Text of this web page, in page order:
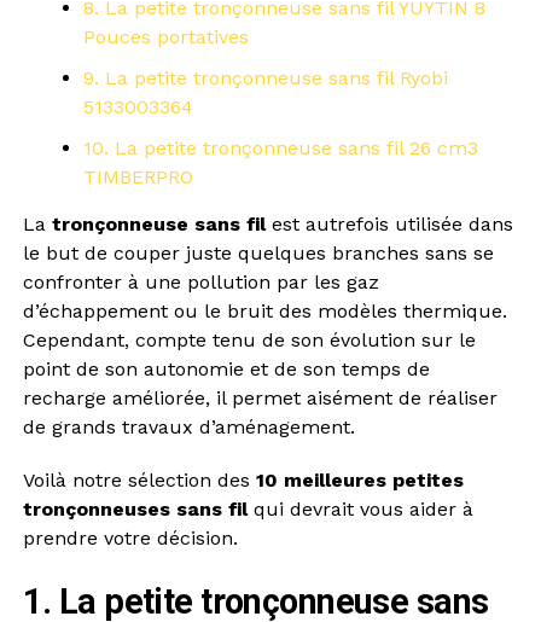
8. La petite tronçonneuse sans fil YUYTIN 8
Pouces portatives
9. La petite tronçonneuse sans fil Ryobi
5133003364
10. La petite tronçonneuse sans fil 26 cm3
TIMBERPRO
La tronçonneuse sans filest autrefois utilisée dans
le but de couper juste quelques branches sans se
confronter à une pollution par les gaz
d’échappement ou le bruit des modèles thermique.
Cependant, compte tenu de son évolution sur le
point de son autonomie et de son temps de
recharge améliorée, il permet aisément de réaliser
de grands travaux d’aménagement.
Voilà notre sélection des 10 meilleures petites
tronçonneuses sans filqui devrait vous aider à
prendre votre décision.
1. La petite tronçonneuse sans